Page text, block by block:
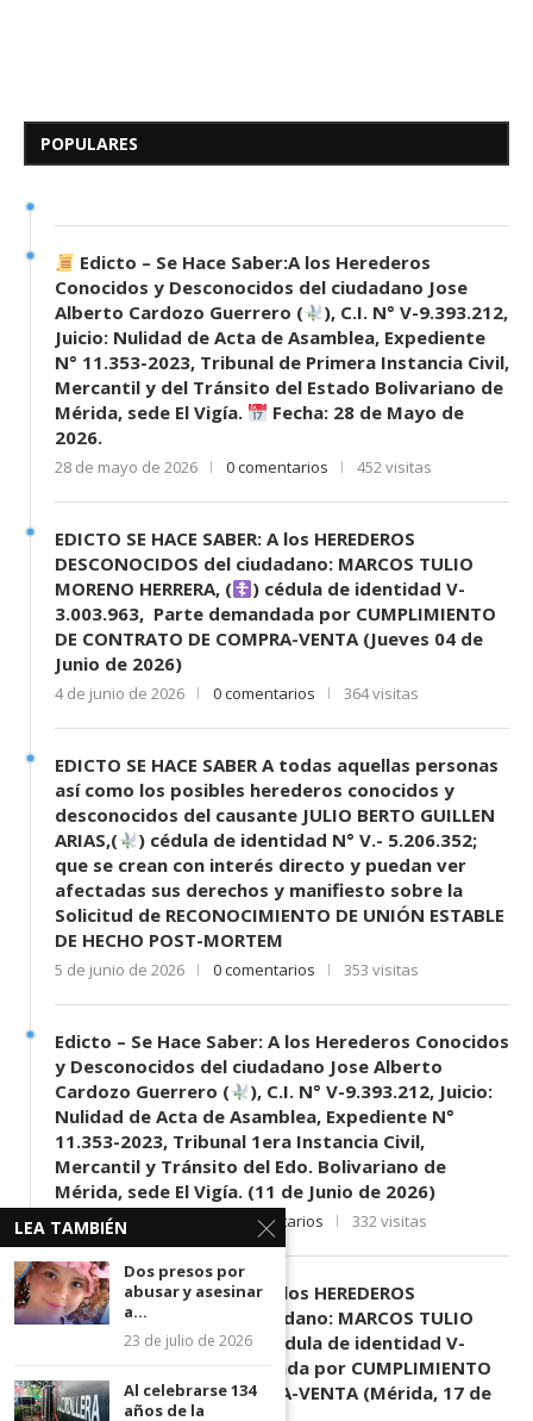
POPULARESDesconocidos del...
Edicto – Se Hace Saber:A los Herederos
Conocidos y Desconocidos del ciudadano Jose
Alberto Cardozo Guerrero (
), C.I. N° V-9.393.212,
Juicio: Nulidad de Acta de Asamblea, Expediente
N° 11.353-2023, Tribunal de Primera Instancia Civil,
Mercantil y del Tránsito del Estado Bolivariano de
Mérida, sede El Vigía.
Fecha: 28 de Mayo de
2026.
28 de mayo de 2026 0 comentarios 452 visitas
EDICTO SE HACE SABER: A los HEREDEROS
DESCONOCIDOS del ciudadano: MARCOS TULIO
MORENO HERRERA, (
) cédula de identidad V-
3.003.963, Parte demandada por CUMPLIMIENTO
DE CONTRATO DE COMPRA-VENTA (Jueves 04 de
Junio de 2026)
4 de junio de 2026 0 comentarios 364 visitas
EDICTO SE HACE SABER A todas aquellas personas
así como los posibles herederos conocidos y
desconocidos del causante JULIO BERTO GUILLEN
ARIAS,(
) cédula de identidad N° V.- 5.206.352;
que se crean con interés directo y puedan ver
afectadas sus derechos y manifiesto sobre la
Solicitud de RECONOCIMIENTO DE UNIÓN ESTABLE
DE HECHO POST-MORTEM
5 de junio de 2026 0 comentarios 353 visitas
Edicto – Se Hace Saber: A los Herederos Conocidos
y Desconocidos del ciudadano Jose Alberto
Cardozo Guerrero (
), C.I. N° V-9.393.212, Juicio:
Nulidad de Acta de Asamblea, Expediente N°
11.353-2023, Tribunal 1era Instancia Civil,
Mercantil y Tránsito del Edo. Bolivariano de
Mérida, sede El Vigía. (11 de Junio de 2026)
11 de junio de 2026 0 comentarios 332 visitas
EDICTO SE HACE SABER: A los HEREDEROS
DESCONOCIDOS del ciudadano: MARCOS TULIO
MORENO HERRERA, (
) cédula de identidad V-
3.003.963, Parte demandada por CUMPLIMIENTO
DE CONTRATO DE COMPRA-VENTA (Mérida, 17 de
LEA TAMBIÉN
Dos presos por
abusar y asesinar
a...
23 de julio de 2026
Al celebrarse 134
años de la